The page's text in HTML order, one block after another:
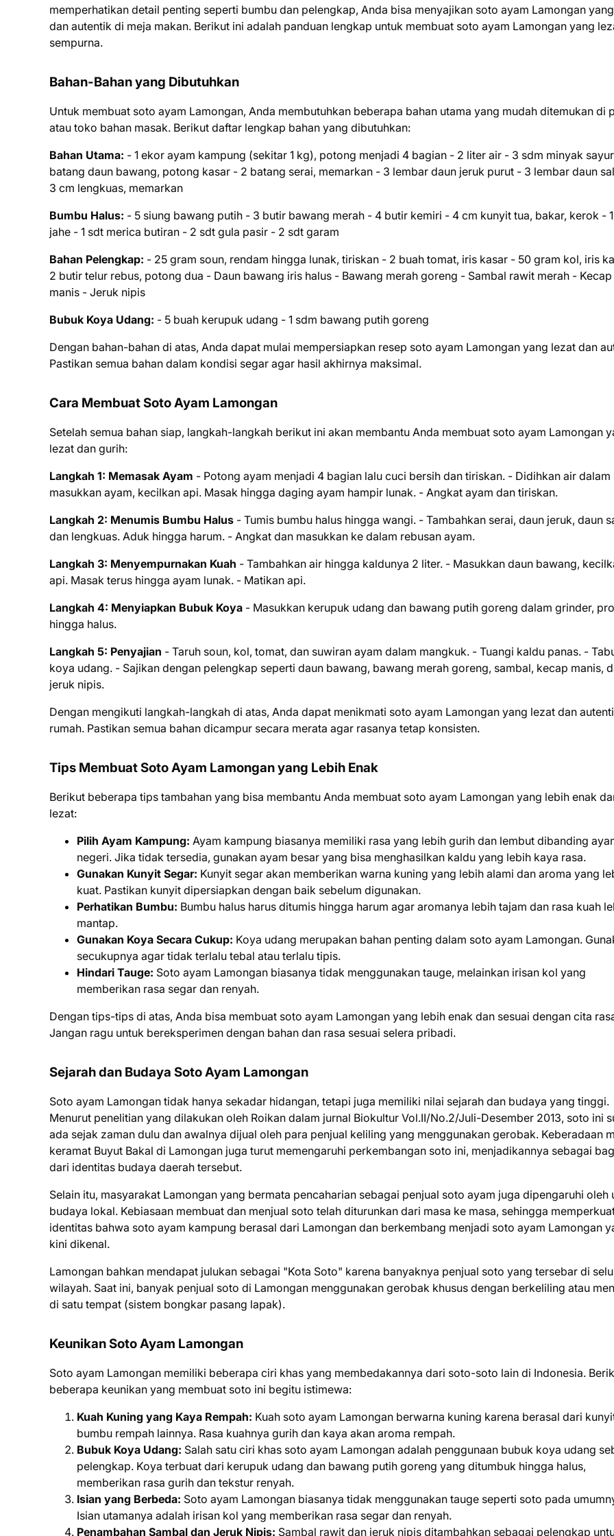
memperhatikan detail penting seperti bumbu dan pelengkap, Anda bisa menyajikan soto ayam Lamongan
dan autentik di meja makan. Berikut ini adalah panduan lengkap untuk membuat soto ayam Lamongan yang
sempurna.
Bahan-Bahan yang Dibutuhkan
Untuk membuat soto ayam Lamongan, Anda membutuhkan beberapa bahan utama yang mudah ditemukan di
atau toko bahan masak. Berikut daftar lengkap bahan yang dibutuhkan:
Bahan Utama: - 1 ekor ayam kampung (sekitar 1 kg), potong menjadi 4 bagian - 2 liter air - 3 sdm minyak
batang daun bawang, potong kasar - 2 batang serai, memarkan - 3 lembar daun jeruk purut - 3 lembar daun
3 cm lengkuas, memarkan
Bumbu Halus: - 5 siung bawang putih - 3 butir bawang merah - 4 butir kemiri - 4 cm kunyit tua, bakar, kerok -
jahe - 1 sdt merica butiran - 2 sdt gula pasir - 2 sdt garam
Bahan Pelengkap: - 25 gram soun, rendam hingga lunak, tiriskan - 2 buah tomat, iris kasar - 50 gram kol, iris
2 butir telur rebus, potong dua - Daun bawang iris halus - Bawang merah goreng - Sambal rawit merah - Kecap
manis - Jeruk nipis
Bubuk Koya Udang: - 5 buah kerupuk udang - 1 sdm bawang putih goreng
Dengan bahan-bahan di atas, Anda dapat mulai mempersiapkan resep soto ayam Lamongan yang lezat dan
Pastikan semua bahan dalam kondisi segar agar hasil akhirnya maksimal.
Cara Membuat Soto Ayam Lamongan
Setelah semua bahan siap, langkah-langkah berikut ini akan membantu Anda membuat soto ayam Lamongan
lezat dan gurih:
Langkah 1: Memasak Ayam - Potong ayam menjadi 4 bagian lalu cuci bersih dan tiriskan. - Didihkan air dalam
masukkan ayam, kecilkan api. Masak hingga daging ayam hampir lunak. - Angkat ayam dan tiriskan.
Langkah 2: Menumis Bumbu Halus - Tumis bumbu halus hingga wangi. - Tambahkan serai, daun jeruk, daun
dan lengkuas. Aduk hingga harum. - Angkat dan masukkan ke dalam rebusan ayam.
Langkah 3: Menyempurnakan Kuah - Tambahkan air hingga kaldunya 2 liter. - Masukkan daun bawang,
api. Masak terus hingga ayam lunak. - Matikan api.
Langkah 4: Menyiapkan Bubuk Koya - Masukkan kerupuk udang dan bawang putih goreng dalam grinder,
hingga halus.
Langkah 5: Penyajian - Taruh soun, kol, tomat, dan suwiran ayam dalam mangkuk. - Tuangi kaldu panas. -
koya udang. - Sajikan dengan pelengkap seperti daun bawang, bawang merah goreng, sambal, kecap manis,
jeruk nipis.
Dengan mengikuti langkah-langkah di atas, Anda dapat menikmati soto ayam Lamongan yang lezat dan
rumah. Pastikan semua bahan dicampur secara merata agar rasanya tetap konsisten.
Tips Membuat Soto Ayam Lamongan yang Lebih Enak
Berikut beberapa tips tambahan yang bisa membantu Anda membuat soto ayam Lamongan yang lebih enak
lezat:
Pilih Ayam Kampung: Ayam kampung biasanya memiliki rasa yang lebih gurih dan lembut dibanding
negeri. Jika tidak tersedia, gunakan ayam besar yang bisa menghasilkan kaldu yang lebih kaya rasa.
Gunakan Kunyit Segar: Kunyit segar akan memberikan warna kuning yang lebih alami dan aroma yang
kuat. Pastikan kunyit dipersiapkan dengan baik sebelum digunakan.
Perhatikan Bumbu: Bumbu halus harus ditumis hingga harum agar aromanya lebih tajam dan rasa kuah
mantap.
Gunakan Koya Secara Cukup: Koya udang merupakan bahan penting dalam soto ayam Lamongan.
secukupnya agar tidak terlalu tebal atau terlalu tipis.
Hindari Tauge: Soto ayam Lamongan biasanya tidak menggunakan tauge, melainkan irisan kol yang
memberikan rasa segar dan renyah.
Dengan tips-tips di atas, Anda bisa membuat soto ayam Lamongan yang lebih enak dan sesuai dengan cita
Jangan ragu untuk bereksperimen dengan bahan dan rasa sesuai selera pribadi.
Sejarah dan Budaya Soto Ayam Lamongan
Soto ayam Lamongan tidak hanya sekadar hidangan, tetapi juga memiliki nilai sejarah dan budaya yang tinggi.
Menurut penelitian yang dilakukan oleh Roikan dalam jurnal Biokultur Vol.II/No.2/Juli-Desember 2013, soto ini
ada sejak zaman dulu dan awalnya dijual oleh para penjual keliling yang menggunakan gerobak. Keberadaan
keramat Buyut Bakal di Lamongan juga turut memengaruhi perkembangan soto ini, menjadikannya sebagai
dari identitas budaya daerah tersebut.
Selain itu, masyarakat Lamongan yang bermata pencaharian sebagai penjual soto ayam juga dipengaruhi oleh
budaya lokal. Kebiasaan membuat dan menjual soto telah diturunkan dari masa ke masa, sehingga
identitas bahwa soto ayam kampung berasal dari Lamongan dan berkembang menjadi soto ayam Lamongan
kini dikenal.
Lamongan bahkan mendapat julukan sebagai "Kota Soto" karena banyaknya penjual soto yang tersebar di
wilayah. Saat ini, banyak penjual soto di Lamongan menggunakan gerobak khusus dengan berkeliling atau
di satu tempat (sistem bongkar pasang lapak).
Keunikan Soto Ayam Lamongan
Soto ayam Lamongan memiliki beberapa ciri khas yang membedakannya dari soto-soto lain di Indonesia.
beberapa keunikan yang membuat soto ini begitu istimewa:
Kuah Kuning yang Kaya Rempah: Kuah soto ayam Lamongan berwarna kuning karena berasal dari
bumbu rempah lainnya. Rasa kuahnya gurih dan kaya akan aroma rempah.
Bubuk Koya Udang: Salah satu ciri khas soto ayam Lamongan adalah penggunaan bubuk koya udang
pelengkap. Koya terbuat dari kerupuk udang dan bawang putih goreng yang ditumbuk hingga halus,
memberikan rasa gurih dan tekstur renyah.
Isian yang Berbeda: Soto ayam Lamongan biasanya tidak menggunakan tauge seperti soto pada
Isian utamanya adalah irisan kol yang memberikan rasa segar dan renyah.
Penambahan Sambal dan Jeruk Nipis: Sambal rawit dan jeruk nipis ditambahkan sebagai pelengkap